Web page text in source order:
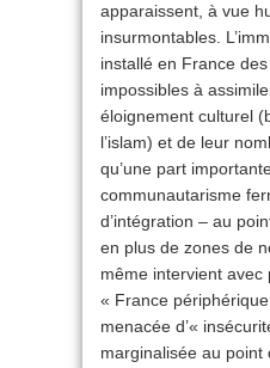
apparaissent, à vue
insurmontables.
installé en France
impossibles à
éloignement culturel
l’islam) et de leur
qu’une part
communautarisme
d’intégration – au
en plus de zones de
même intervient avec
« France
menacée d’«
marginalisée au